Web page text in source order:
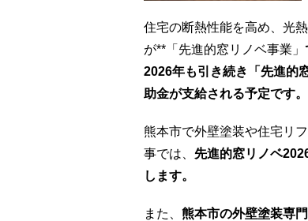
住宅の断熱性能を高め、光
が**「先進的窓リノベ事業」
2026年も引き続き「先進的
助金が支給される予定です。
熊本市で外壁塗装や住宅リ
事では、 先進的窓リノベ
します。
また、 熊本市の外壁塗装専